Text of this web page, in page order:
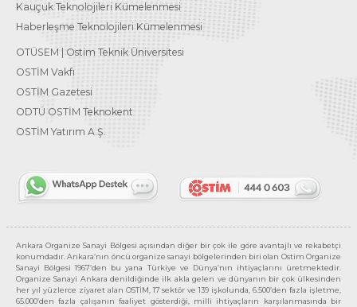
Kauçuk Teknolojileri Kümelenmesi
Haberleşme Teknolojileri Kümelenmesi
OTÜSEM | Ostim Teknik Üniversitesi
OSTİM Vakfı
OSTİM Gazetesi
ODTÜ OSTİM Teknokent
OSTİM Yatırım A.Ş.
Ankara Organize Sanayi Bölgesi açısından diğer bir çok ile göre avantajlı ve rekabetçi
konumdadır. Ankara’nın öncü organize sanayi bölgelerinden biri olan Ostim Organize
Sanayi Bölgesi 1967’den bu yana Türkiye ve Dünya’nın ihtiyaçlarını üretmektedir.
Organize Sanayi Ankara denildiğinde ilk akla gelen ve dünyanın bir çok ülkesinden
her yıl yüzlerce ziyaret alan OSTİM, 17 sektör ve 139 işkolunda, 6.500’den fazla işletme,
65.000’den fazla çalışanın faaliyet gösterdiği, milli ihtiyaçların karşılanmasında bir